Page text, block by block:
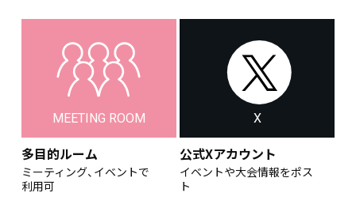
MEETING ROOM
多目的ルーム
ミーティング、イベントで
利用可
X
公式Xアカウント
イベントや大会情報をポス
ト